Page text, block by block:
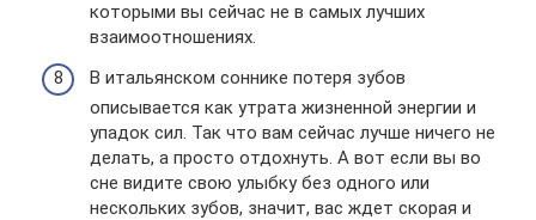
которыми вы сейчас не в самых лучших
взаимоотношениях.
В итальянском соннике потеря зубов
описывается как утрата жизненной энергии и
упадок сил. Так что вам сейчас лучше ничего не
делать, а просто отдохнуть. А вот если вы во
сне видите свою улыбку без одного или
нескольких зубов, значит, вас ждет скорая и